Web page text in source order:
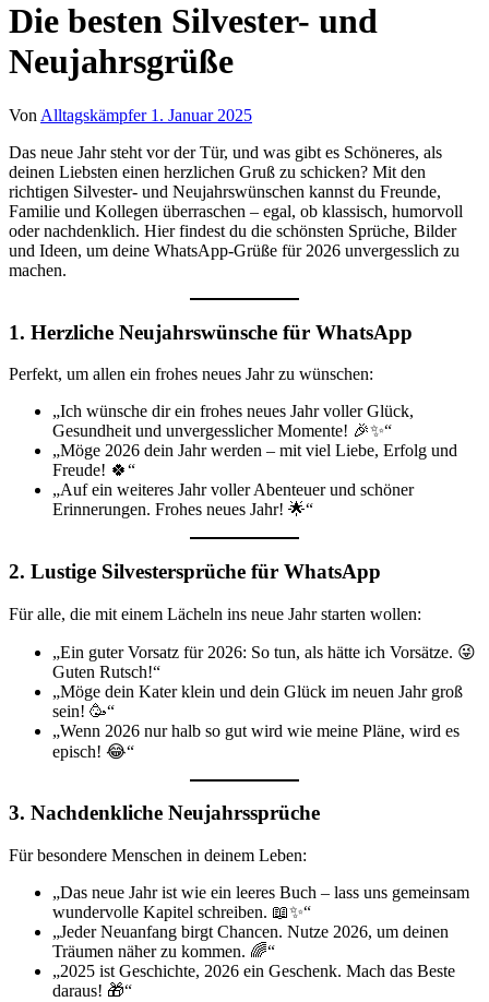
Die besten Silvester- und
Neujahrsgrüße
Von Alltagskämpfer 1. Januar 2025
Das neue Jahr steht vor der Tür, und was gibt es Schöneres, als
deinen Liebsten einen herzlichen Gruß zu schicken? Mit den
richtigen Silvester- und Neujahrswünschen kannst du Freunde,
Familie und Kollegen überraschen – egal, ob klassisch, humorvoll
oder nachdenklich. Hier findest du die schönsten Sprüche, Bilder
und Ideen, um deine WhatsApp-Grüße für 2026 unvergesslich zu
machen.
1. Herzliche Neujahrswünsche für WhatsApp
Perfekt, um allen ein frohes neues Jahr zu wünschen:
„Ich wünsche dir ein frohes neues Jahr voller Glück,
Gesundheit und unvergesslicher Momente! 🎉✨“
„Möge 2026 dein Jahr werden – mit viel Liebe, Erfolg und
Freude! 🍀“
„Auf ein weiteres Jahr voller Abenteuer und schöner
Erinnerungen. Frohes neues Jahr! 🌟“
2. Lustige Silvestersprüche für WhatsApp
Für alle, die mit einem Lächeln ins neue Jahr starten wollen:
„Ein guter Vorsatz für 2026: So tun, als hätte ich Vorsätze. 😜
Guten Rutsch!“
„Möge dein Kater klein und dein Glück im neuen Jahr groß
sein! 🥳“
„Wenn 2026 nur halb so gut wird wie meine Pläne, wird es
episch! 😂“
3. Nachdenkliche Neujahrssprüche
Für besondere Menschen in deinem Leben:
„Das neue Jahr ist wie ein leeres Buch – lass uns gemeinsam
wundervolle Kapitel schreiben. 📖✨“
„Jeder Neuanfang birgt Chancen. Nutze 2026, um deinen
Träumen näher zu kommen. 🌈“
„2025 ist Geschichte, 2026 ein Geschenk. Mach das Beste
daraus! 🎁“